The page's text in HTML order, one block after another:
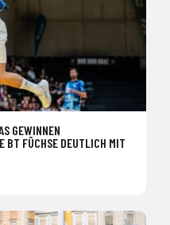
GEWINNEN
BT FÜCHSE DEUTLICH MIT